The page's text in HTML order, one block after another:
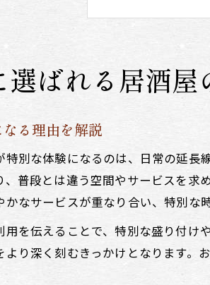
居酒屋選
居酒屋おさむ
居酒屋お
日本料理
誕生日祝
居酒屋で
記念日を
特別な夜を彩
居酒屋で
誕生日を
ばれる居酒屋
る理由を解説
別な体験になるのは、日常の延
普段とは違う空間やサービスを
なサービスが重なり合い、特別な
を伝えることで、特別な盛り付
り深く刻むきっかけとなります